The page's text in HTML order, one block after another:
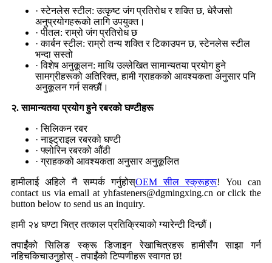
· स्टेनलेस स्टील: उत्कृष्ट जंग प्रतिरोध र शक्ति छ, धेरैजसो
अनुप्रयोगहरूको लागि उपयुक्त।
· पीतल: राम्रो जंग प्रतिरोध छ
· कार्बन स्टील: राम्रो तन्य शक्ति र टिकाउपन छ, स्टेनलेस स्टील
भन्दा सस्तो
· विशेष अनुकूलन: माथि उल्लेखित सामान्यतया प्रयोग हुने
सामग्रीहरूको अतिरिक्त, हामी ग्राहकको आवश्यकता अनुसार पनि
अनुकूलन गर्न सक्छौं।
२. सामान्यतया प्रयोग हुने रबरको घण्टीहरू
· सिलिकन रबर
· नाइट्राइल रबरको घण्टी
· फ्लोरिन रबरको औंठी
· ग्राहकको आवश्यकता अनुसार अनुकूलित
हामीलाई अहिले नै सम्पर्क गर्नुहोस्OEM सील स्क्रूहरू! You can
contact us via email at yhfasteners@dgmingxing.cn or click the
button below to send us an inquiry.
हामी २४ घण्टा भित्र तत्काल प्रतिक्रियाको ग्यारेन्टी दिन्छौं।
तपाईंको सिलिङ स्क्रू डिजाइन रेखाचित्रहरू हामीसँग साझा गर्न
नहिचकिचाउनुहोस् - तपाईंको टिप्पणीहरू स्वागत छ!